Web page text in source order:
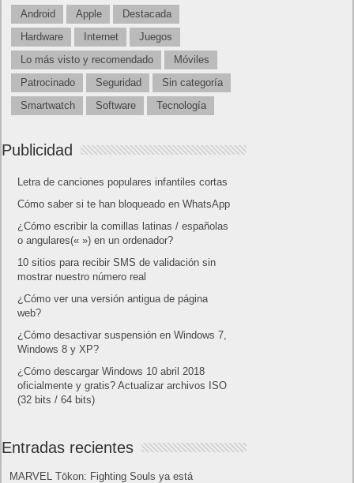
Android Apple
Destacada
Hardware
Internet
Juegos
Lo más visto y recomendado
Móviles
Patrocinado
Seguridad
Sin categoría
Smartwatch
Software Tecnología
Publicidad
Letra de canciones populares infantiles cortas
Cómo saber si te han bloqueado en WhatsApp
¿Cómo escribir la comillas latinas / españolas
o angulares(« ») en un ordenador?
10 sitios para recibir SMS de validación sin
mostrar nuestro número real
¿Cómo ver una versión antigua de página
web?
¿Cómo desactivar suspensión en Windows 7,
Windows 8 y XP?
¿Cómo descargar Windows 10 abril 2018
oficialmente y gratis? Actualizar archivos ISO
(32 bits / 64 bits)
Entradas recientes
MARVEL Tōkon: Fighting Souls ya está